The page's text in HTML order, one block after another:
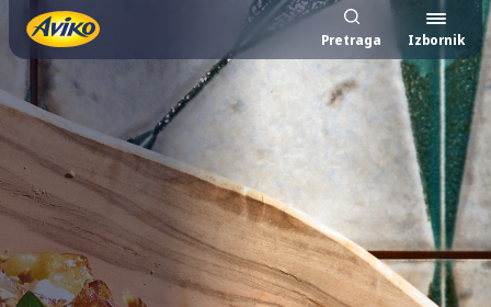
Pretraga Izbornik